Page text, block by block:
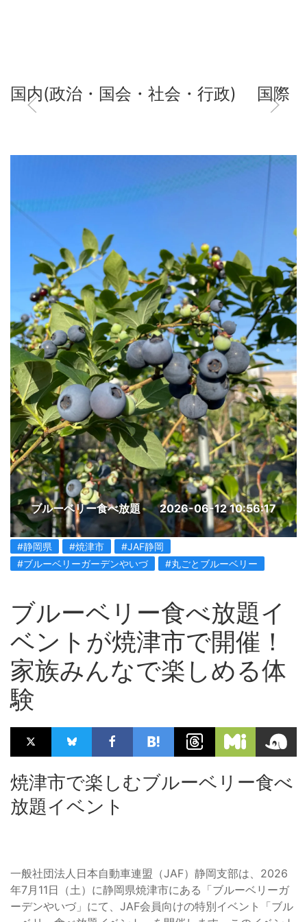
国内(政治・国会・社会・行政) 国際
ブルーベリー食べ放題 2026-06-12 10:56:17
#静岡県 #焼津市
#JAF静岡
#ブルーベリーガーデンやいづ
#丸ごとブルーベリー
ブルーベリー食べ放題イ
ベントが焼津市で開催！
家族みんなで楽しめる体
験
焼津市で楽しむブルーベリー食べ
放題イベント
一般社団法人日本自動車連盟（JAF）静岡支部は、2026
年7月11日（土）に静岡県焼津市にある「ブルーベリーガ
ーデンやいづ」にて、JAF会員向けの特別イベント「ブル